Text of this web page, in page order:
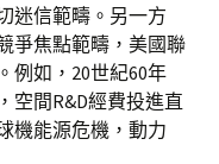
迷信範疇。另一方
爭焦點範疇，美國聯
例如，20世紀60年
空間R&D經費投進直
機能源危機，動力